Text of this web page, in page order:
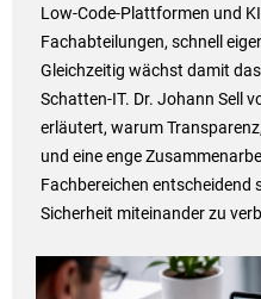
Low-Code-Plattformen und
Fachabteilungen, schnell
Gleichzeitig wächst damit
Schatten-IT. Dr. Johann Sell
erläutert, warum
und eine enge
Fachbereichen entscheidend
Sicherheit miteinander zu